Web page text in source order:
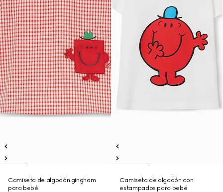
Camiseta de algodón gingham
para bebé
Camiseta de algodón con
estampados para bebé